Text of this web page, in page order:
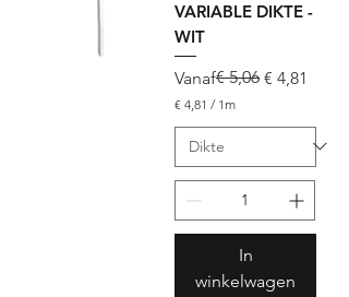
VARIABLE DIKTE -
WIT
Vanaf
Normale prijs
€ 5,06 € 4,81
Verkoopprijs
€ 4,81 / 1m
In
winkelwagen